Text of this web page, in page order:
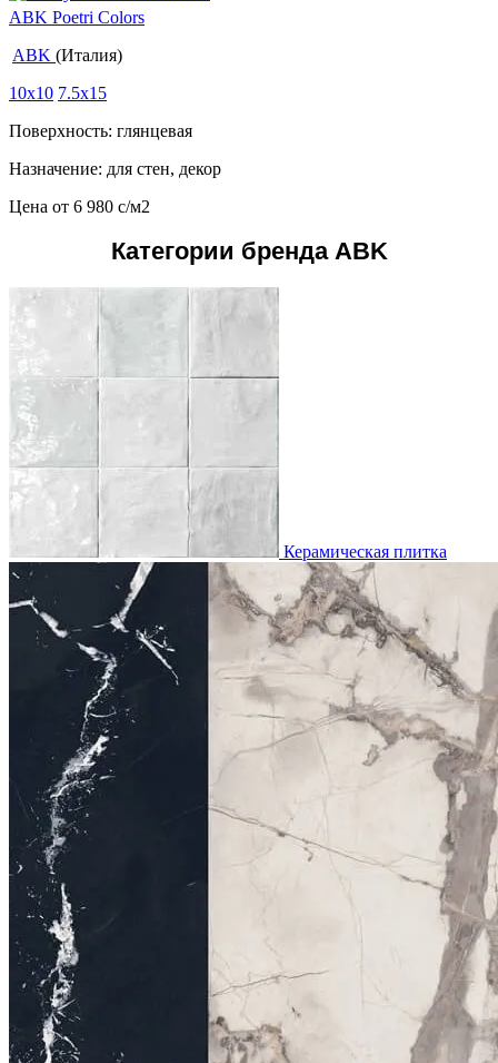
ABK Poetri Colors
ABK (Италия)
10x10 7.5x15
Поверхность: глянцевая
Назначение: для стен, декор
Цена от 6 980 c/м2
Категории бренда ABK
Керамическая плитка